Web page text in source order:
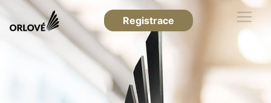
Registrace